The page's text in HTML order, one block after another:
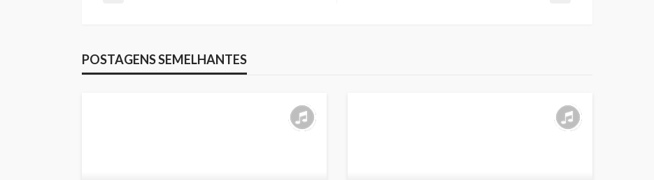
POSTAGENS SEMELHANTES